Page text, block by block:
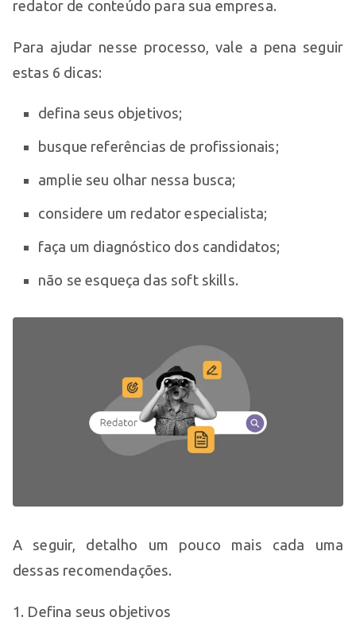
redator de conteúdo para sua empresa.
Para ajudar nesse processo, vale a pena seguir
estas 6 dicas:
defina seus objetivos;
busque referências de profissionais;
amplie seu olhar nessa busca;
considere um redator especialista;
faça um diagnóstico dos candidatos;
não se esqueça das soft skills.
A seguir, detalho um pouco mais cada uma
dessas recomendações.
1. Defina seus objetivos